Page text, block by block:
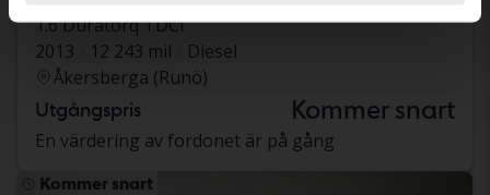
1.6 Duratorq TDCi
2013
12 243 mil
Diesel
Åkersberga (Runö)
Utgångspris Kommer snart
En värdering av fordonet är på gång
Kommer snart